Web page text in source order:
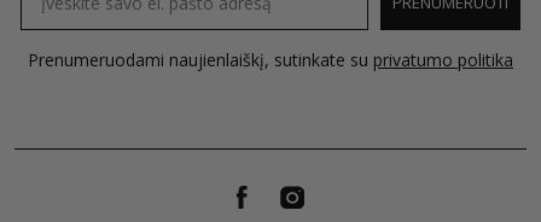
Prenumeruodami naujienlaiškį, sutinkate su privatumo politika